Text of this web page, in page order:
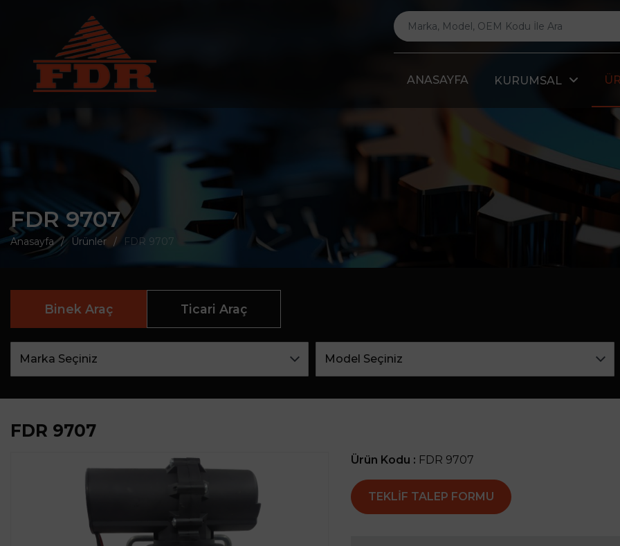
ANASAYFA KURUMSAL
FDR 9707
Anasayfa Ürünler FDR 9707
Binek Araç Ticari Araç
FDR 9707
Ürün Kodu : FDR 9707
TEKLIF TALEP FORMU